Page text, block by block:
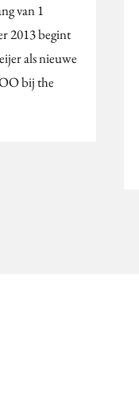
van 1
2013 begint
als nieuwe
bij the